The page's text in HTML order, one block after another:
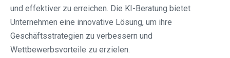
und effektiver zu erreichen. Die KI-Beratung bietet
Unternehmen eine innovative Lösung, um ihre
Geschäftsstrategien zu verbessern und
Wettbewerbsvorteile zu erzielen.